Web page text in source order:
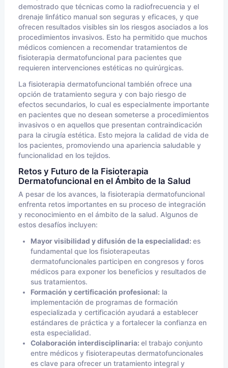
demostrado que técnicas como la radiofrecuencia y el
drenaje linfático manual son seguras y eficaces, y que
ofrecen resultados visibles sin los riesgos asociados a los
procedimientos invasivos. Esto ha permitido que muchos
médicos comiencen a recomendar tratamientos de
fisioterapia dermatofuncional para pacientes que
requieren intervenciones estéticas no quirúrgicas.
La fisioterapia dermatofuncional también ofrece una
opción de tratamiento segura y con bajo riesgo de
efectos secundarios, lo cual es especialmente importante
en pacientes que no desean someterse a procedimientos
invasivos o en aquellos que presentan contraindicación
para la cirugía estética. Esto mejora la calidad de vida de
los pacientes, promoviendo una apariencia saludable y
funcionalidad en los tejidos.
Retos y Futuro de la Fisioterapia
Dermatofuncional en el Ámbito de la Salud
A pesar de los avances, la fisioterapia dermatofuncional
enfrenta retos importantes en su proceso de integración
y reconocimiento en el ámbito de la salud. Algunos de
estos desafíos incluyen:
Mayor visibilidad y difusión de la especialidad: es
fundamental que los fisioterapeutas
dermatofuncionales participen en congresos y foros
médicos para exponer los beneficios y resultados de
sus tratamientos.
Formación y certificación profesional: la
implementación de programas de formación
especializada y certificación ayudará a establecer
estándares de práctica y a fortalecer la confianza en
esta especialidad.
Colaboración interdisciplinaria: el trabajo conjunto
entre médicos y fisioterapeutas dermatofuncionales
es clave para ofrecer un tratamiento integral y